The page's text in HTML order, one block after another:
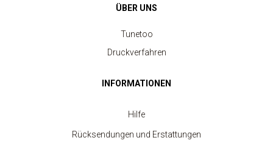
ÜBER UNS
Tunetoo
Druckverfahren
INFORMATIONEN
Hilfe
Rücksendungen und Erstattungen